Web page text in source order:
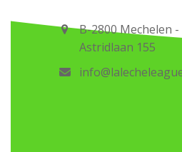
B-2800 Mechelen
Astridlaan 155